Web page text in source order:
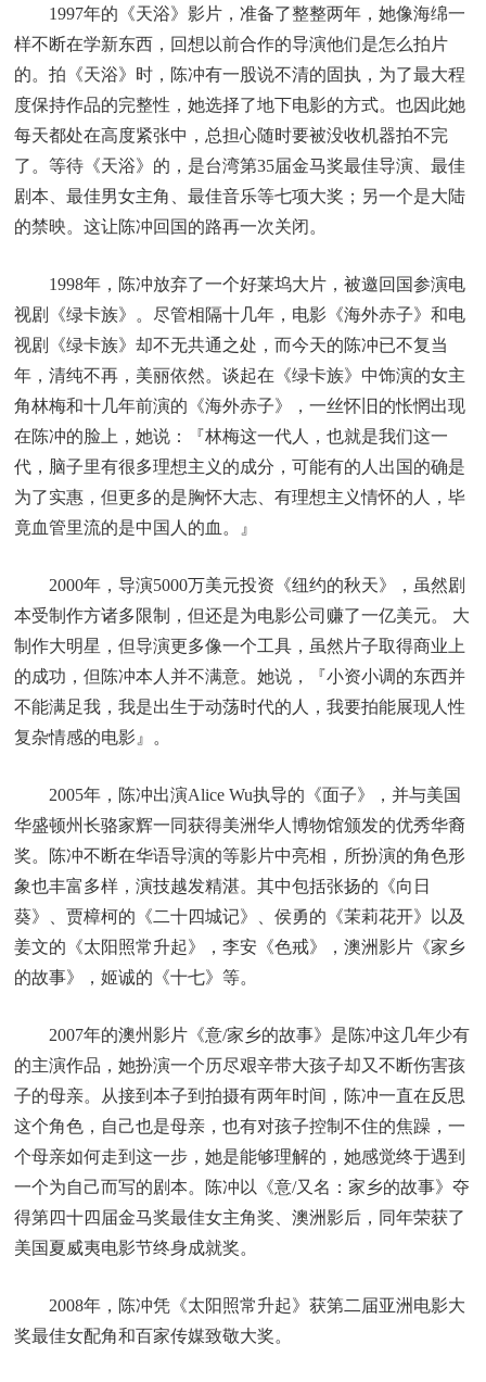
1997年的《天浴》影片，准备了整整两年，她像海绵一
样不断在学新东西，回想以前合作的导演他们是怎么拍片
的。拍《天浴》时，陈冲有一股说不清的固执，为了最大程
度保持作品的完整性，她选择了地下电影的方式。也因此她
每天都处在高度紧张中，总担心随时要被没收机器拍不完
了。等待《天浴》的，是台湾第35届金马奖最佳导演、最佳
剧本、最佳男女主角、最佳音乐等七项大奖；另一个是大陆
的禁映。这让陈冲回国的路再一次关闭。
1998年，陈冲放弃了一个好莱坞大片，被邀回国参演电
视剧《绿卡族》。尽管相隔十几年，电影《海外赤子》和电
视剧《绿卡族》却不无共通之处，而今天的陈冲已不复当
年，清纯不再，美丽依然。谈起在《绿卡族》中饰演的女主
角林梅和十几年前演的《海外赤子》，一丝怀旧的怅惘出现
在陈冲的脸上，她说：『林梅这一代人，也就是我们这一
代，脑子里有很多理想主义的成分，可能有的人出国的确是
为了实惠，但更多的是胸怀大志、有理想主义情怀的人，毕
竟血管里流的是中国人的血。』
2000年，导演5000万美元投资《纽约的秋天》，虽然剧
本受制作方诸多限制，但还是为电影公司赚了一亿美元。 大
制作大明星，但导演更多像一个工具，虽然片子取得商业上
的成功，但陈冲本人并不满意。她说，『小资小调的东西并
不能满足我，我是出生于动荡时代的人，我要拍能展现人性
复杂情感的电影』。
2005年，陈冲出演Alice Wu执导的《面子》，并与美国
华盛顿州长骆家辉一同获得美洲华人博物馆颁发的优秀华裔
奖。陈冲不断在华语导演的等影片中亮相，所扮演的角色形
象也丰富多样，演技越发精湛。其中包括张扬的《向日
葵》、贾樟柯的《二十四城记》、侯勇的《茉莉花开》以及
姜文的《太阳照常升起》，李安《色戒》，澳洲影片《家乡
的故事》，姬诚的《十七》等。
2007年的澳州影片《意/家乡的故事》是陈冲这几年少有
的主演作品，她扮演一个历尽艰辛带大孩子却又不断伤害孩
子的母亲。从接到本子到拍摄有两年时间，陈冲一直在反思
这个角色，自己也是母亲，也有对孩子控制不住的焦躁，一
个母亲如何走到这一步，她是能够理解的，她感觉终于遇到
一个为自己而写的剧本。陈冲以《意/又名：家乡的故事》夺
得第四十四届金马奖最佳女主角奖、澳洲影后，同年荣获了
美国夏威夷电影节终身成就奖。
2008年，陈冲凭《太阳照常升起》获第二届亚洲电影大
奖最佳女配角和百家传媒致敬大奖。